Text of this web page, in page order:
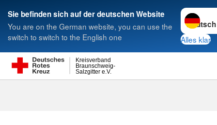
Sie befinden sich auf der deutschen Website
You are on the German website, you can use the
switch to switch to the English one
Sprache
Alles klar
Salzgitter e.V.
Braunschweig-
Kreisverband
Suche